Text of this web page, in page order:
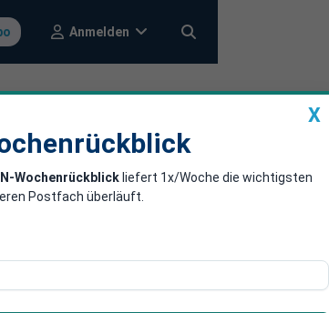
Anmelden
fernzuhalten.
X
Wochenrückblick liefert 1x/Woche die wichtigsten
Postfach überläuft.